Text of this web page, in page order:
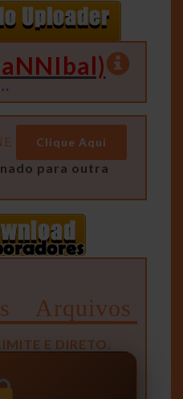
Clique Aqui
para outra
Arquivos
E DIRETO.